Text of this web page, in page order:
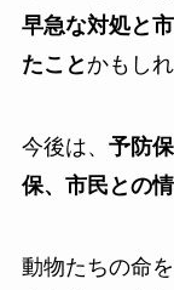
早急な対処と
たことかもしれ
今後は、 予防
保、市民との
動物たちの命